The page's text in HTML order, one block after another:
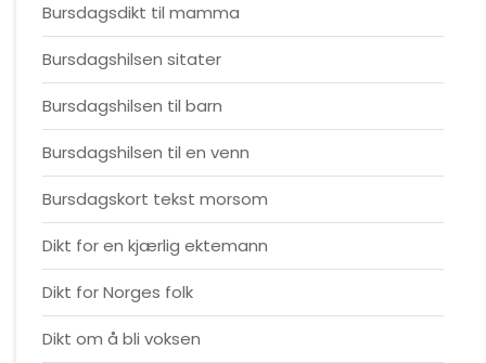
Bursdagsdikt til mamma
Bursdagshilsen sitater
Bursdagshilsen til barn
Bursdagshilsen til en venn
Bursdagskort tekst morsom
Dikt for en kjærlig ektemann
Dikt for Norges folk
Dikt om å bli voksen